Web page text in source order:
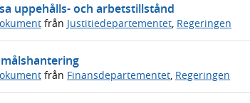
uppehålls- och arbetstillstånd
från Justitiedepartementet, Regeringen
från Finansdepartementet Regeringen